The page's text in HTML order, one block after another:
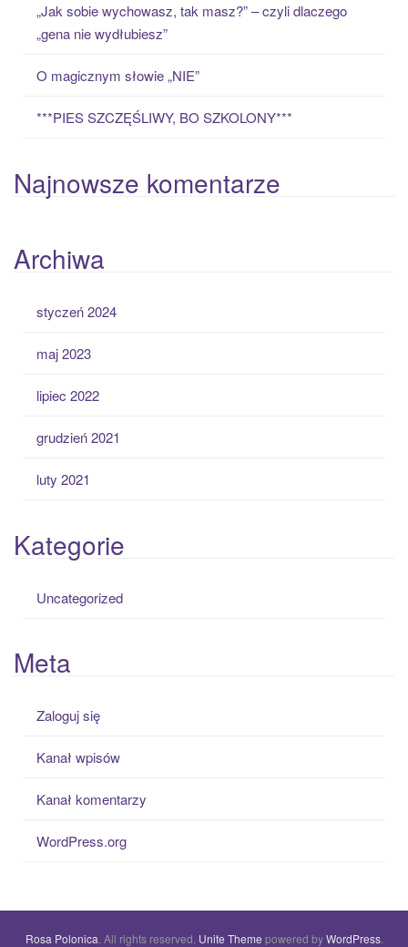
„Jak sobie wychowasz, tak masz?” – czyli dlaczego
„gena nie wydłubiesz”
O magicznym słowie „NIE”
***PIES SZCZĘŚLIWY, BO SZKOLONY***
Najnowsze komentarze
Archiwa
styczeń 2024
maj 2023
lipiec 2022
grudzień 2021
luty 2021
Kategorie
Uncategorized
Meta
Zaloguj się
Kanał wpisów
Kanał komentarzy
WordPress.org
Rosa Polonica . All rights reserved. Unite Theme powered byWordPress.